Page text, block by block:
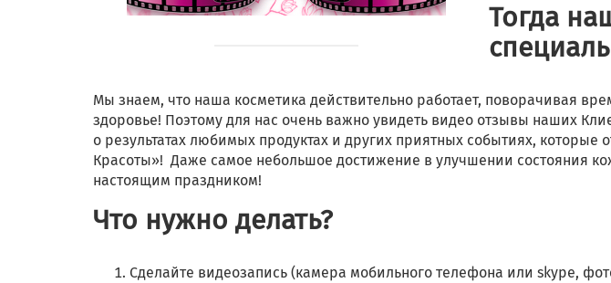
Тогда
Мы знаем, что наша косметика действительно работает, поворачивая
здоровье! Поэтому для нас очень важно увидеть видео отзывы наших
о результатах любимых продуктах и других приятных событиях, которые
Красоты»! Даже самое небольшое достижение в улучшении состояния
настоящим праздником!
Что нужно делать?
Сделайте видеозапись (камера мобильного телефона или skype,